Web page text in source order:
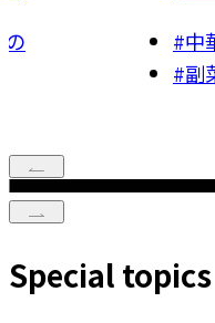
#中
#副
Special topics